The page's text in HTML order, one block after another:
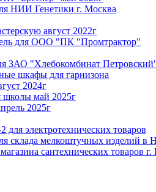
НИИ Генетики г. Москва
август 2022г
для ООО "ПК "Промтрактор"
ЗАО "Хлебокомбинат
шкафы для гарнизона
2024г
май 2025г
2025г
для электротехнических товаров
склада мелкоштучных изделий в
сантехнических товаров г.